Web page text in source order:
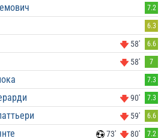
7.2
6.3
58' 6.6
58' 7
7.3
90' 7.3
59' 6.6
73' 80' 7.2